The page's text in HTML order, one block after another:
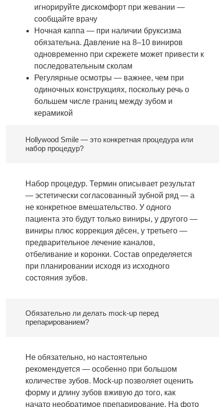
игнорируйте дискомфорт при жевании —
сообщайте врачу
Ночная каппа — при наличии бруксизма
обязательна. Давление на 8–10 виниров
одновременно при скрежете может привести к
последовательным сколам
Регулярные осмотры — важнее, чем при
одиночных конструкциях, поскольку речь о
большем числе границ между зубом и
керамикой
Hollywood Smile — это конкретная процедура или
набор процедур?
Набор процедур. Термин описывает результат
— эстетически согласованный зубной ряд — а
не конкретное вмешательство. У одного
пациента это будут только виниры, у другого —
виниры плюс коррекция дёсен, у третьего —
предварительное лечение каналов,
отбеливание и коронки. Состав определяется
при планировании исходя из исходного
состояния зубов.
Обязательно ли делать mock-up перед
препарированием?
Не обязательно, но настоятельно
рекомендуется — особенно при большом
количестве зубов. Mock-up позволяет оценить
форму и длину зубов вживую до того, как
начато необратимое препарирование. На фото